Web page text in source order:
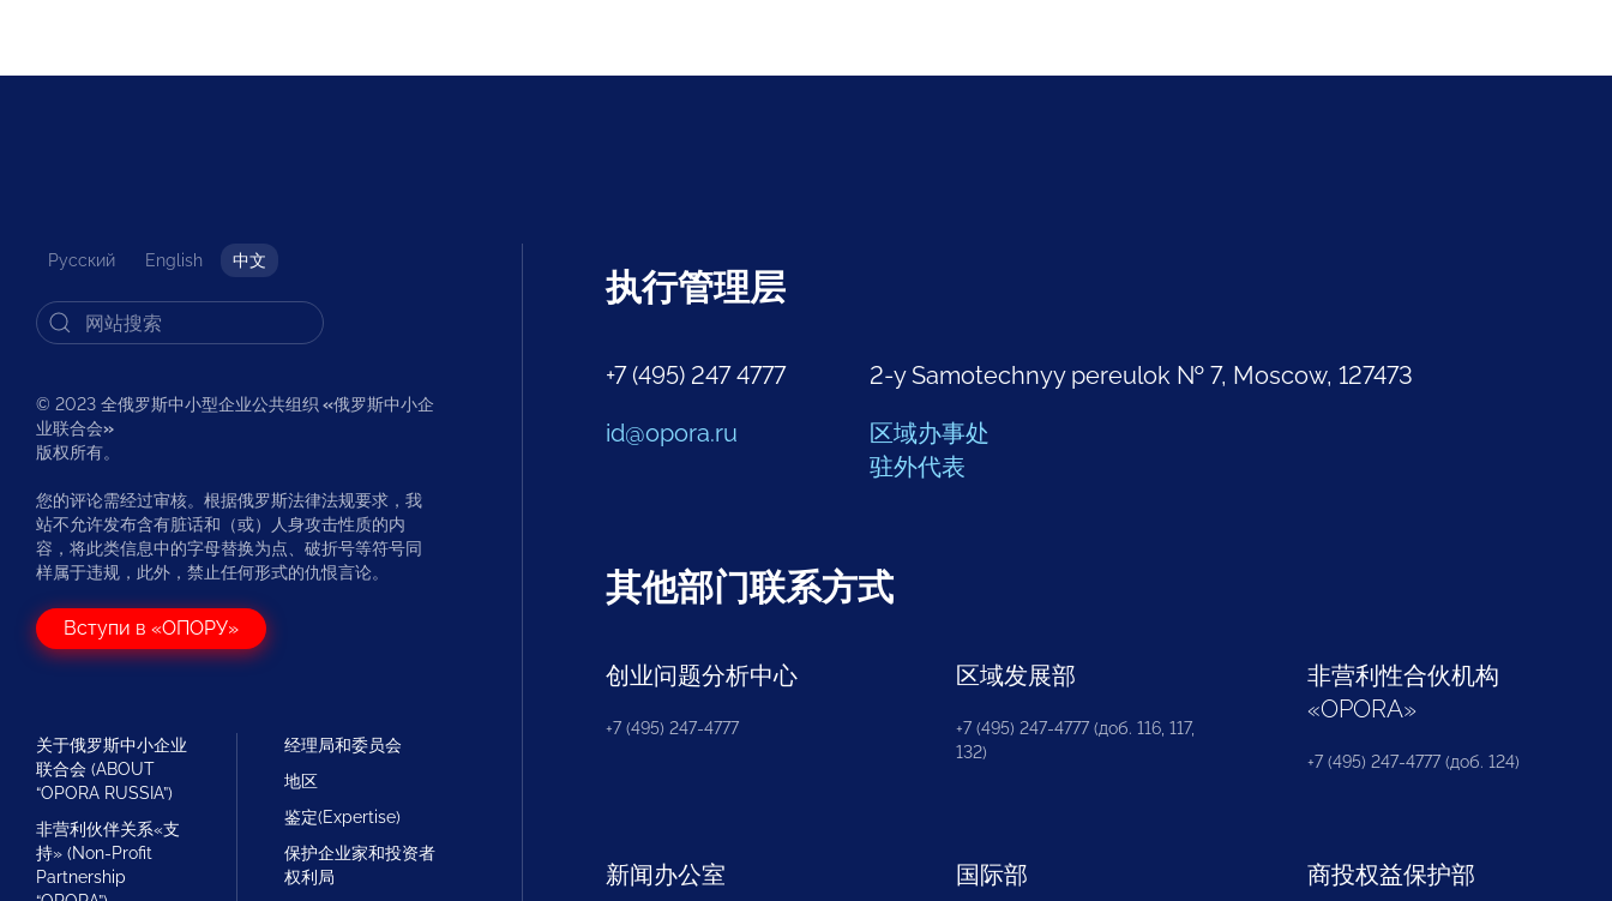
Русский English 中文
© 2023 全俄罗斯中小型企业公共组织 «俄罗斯中小企
业联合会»
版权所有。
您的评论需经过审核。根据俄罗斯法律法规要求，我
站不允许发布含有脏话和（或）人身攻击性质的内
容，将此类信息中的字母替换为点、破折号等符号同
样属于违规，此外，禁止任何形式的仇恨言论。
Вступи в «ОПОРУ»
关于俄罗斯中小企业
联合会 (ABOUT
“OPORA RUSSIA”)
非营利伙伴关系«支
持» (Non-Profit
Partnership
经理局和委员会
地区
鉴定(Expertise)
保护企业家和投资者
权利局
执行管理层
+7 (495) 247 4777
id@opora.ru
2-y Samotechnyy pereulok № 7, Moscow, 127473
区域办事处
驻外代表
其他部门联系方式
创业问题分析中心
+7 (495) 247-4777
区域发展部
+7 (495) 247-4777 (доб. 116, 117,
132)
非营利性合伙机构
«OPORA»
+7 (495) 247-4777 (доб. 124)
新闻办公室 国际部 商投权益保护部